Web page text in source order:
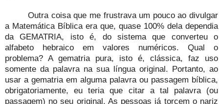
Outra coisa que me frustrava um pouco ao divulgar
a Matemática Bíblica era que, quase 100% dela dependia
da GEMATRIA, isto é, do sistema que converteu o
alfabeto hebraico em valores numéricos. Qual o
problema? A gematria pura, isto é, clássica, faz uso
somente da palavra na sua língua original. Portanto, ao
usar a gematria em alguma palavra ou passagem bíblica,
obrigatoriamente, eu teria que citar a tal palavra (ou
passagem) no seu original. As pessoas já torcem o nariz